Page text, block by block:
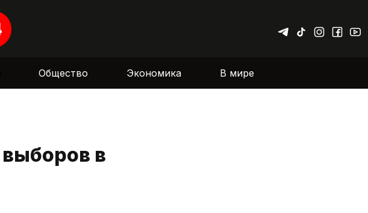
Общество Экономика В мире
в